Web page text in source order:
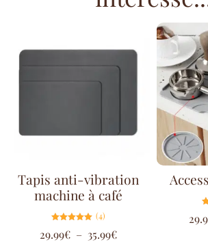
Tapis anti-vibration
machine à café
5.00
sur 5
(4)
29.99€ – 35.99€